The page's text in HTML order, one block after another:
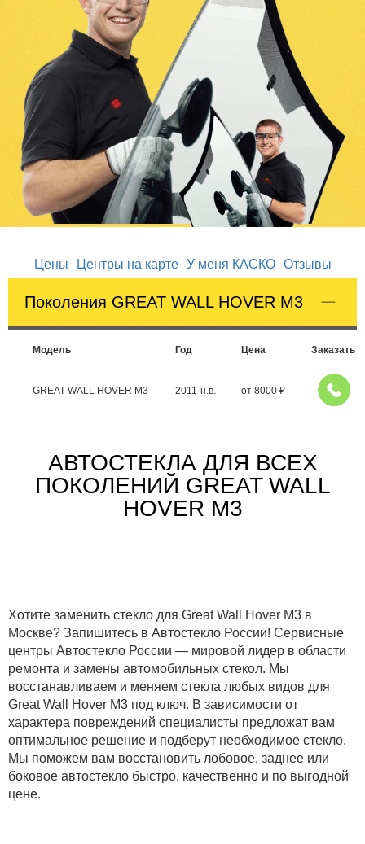
Цены Центры на карте У меня КАСКО Отзывы
Поколения GREAT WALL HOVER M3
Модель Год Цена Заказать
GREAT WALL HOVER M3 2011-н.в. от 8000 ₽
АВТОСТЕКЛА ДЛЯ ВСЕХ
ПОКОЛЕНИЙ GREAT WALL
HOVER M3
Хотите заменить стекло для Great Wall Hover M3 в
Москве? Запишитесь в Автостекло России! Сервисные
центры Автостекло России — мировой лидер в области
ремонта и замены автомобильных стекол. Мы
восстанавливаем и меняем стекла любых видов для
Great Wall Hover M3 под ключ. В зависимости от
характера повреждений специалисты предложат вам
оптимальное решение и подберут необходимое стекло.
Мы поможем вам восстановить лобовое, заднее или
боковое автостекло быстро, качественно и по выгодной
цене.